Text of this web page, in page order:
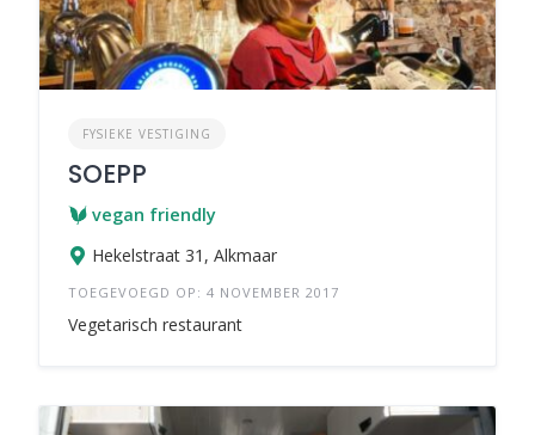
FYSIEKE VESTIGING
SOEPP
vegan friendly
Hekelstraat 31, Alkmaar
TOEGEVOEGD OP: 4 NOVEMBER 2017
Vegetarisch restaurant